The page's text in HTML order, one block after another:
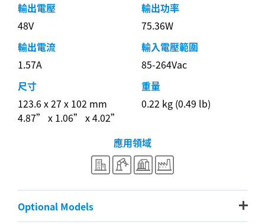
輸出電壓
48V
輸出功率
75.36W
輸出電流
1.57A
輸入電壓範圍
85-264Vac
尺寸
123.6 x 27 x 102 mm
4.87” x 1.06” x 4.02”
重量
0.22 kg (0.49 lb)
應用領域
Optional Models